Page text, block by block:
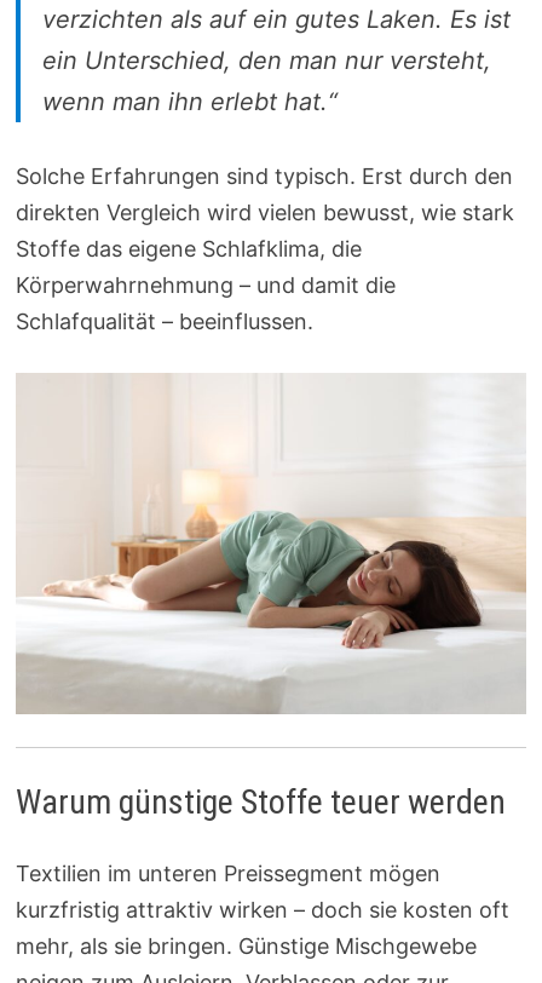
verzichten als auf ein gutes Laken. Es ist
ein Unterschied, den man nur versteht,
wenn man ihn erlebt hat.“
Solche Erfahrungen sind typisch. Erst durch den
direkten Vergleich wird vielen bewusst, wie stark
Stoffe das eigene Schlafklima, die
Körperwahrnehmung – und damit die
Schlafqualität – beeinflussen.
Warum günstige Stoffe teuer werden
Textilien im unteren Preissegment mögen
kurzfristig attraktiv wirken – doch sie kosten oft
mehr, als sie bringen. Günstige Mischgewebe